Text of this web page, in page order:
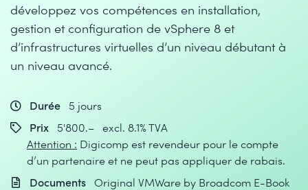
développez vos compétences en installation,
gestion et configuration de vSphere 8 et
d’infrastructures virtuelles d’un niveau débutant à
un niveau avancé.
Durée
5 jours
Prix
5'800.– excl. 8.1% TVA
Attention : Digicomp est revendeur pour le compte
d’un partenaire et ne peut pas appliquer de rabais.
Documents Original VMWare by Broadcom E-Book